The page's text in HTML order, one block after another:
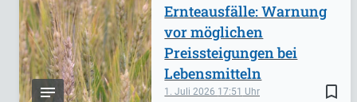
bookmark_border
1. Juli 2026 17:51
Ernteausfälle: Warnung
vor möglichen
Preissteigungen bei
Lebensmitteln